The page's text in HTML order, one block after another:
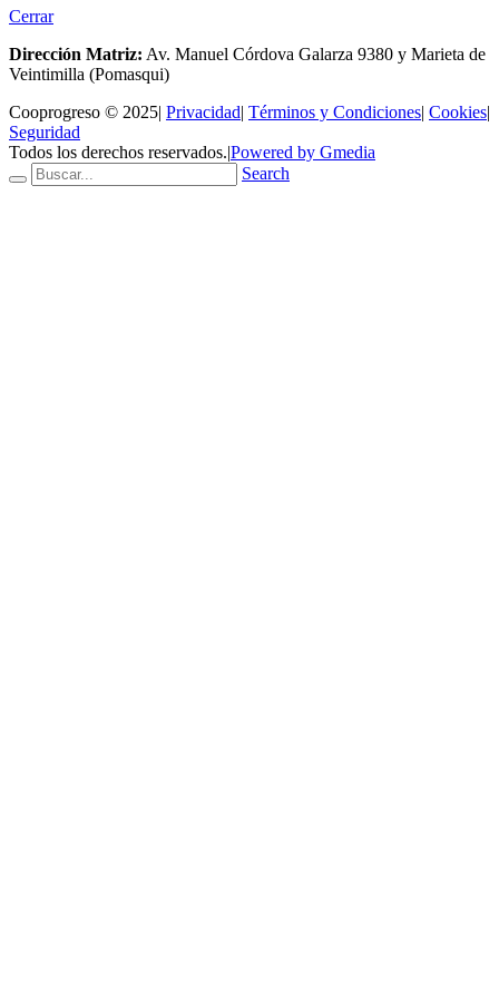
Cerrar
Dirección Matriz: Av. Manuel Córdova Galarza 9380 y Marieta de
Veintimilla (Pomasqui)
Cooprogreso © 2025| Privacidad| Términos y Condiciones| Cookies|
Seguridad
Todos los derechos reservados.|Powered by Gmedia
Search